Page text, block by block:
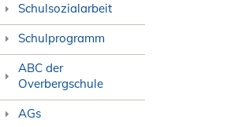
Schulsozialarbeit
Schulprogramm
ABC der
Overbergschule
AGs